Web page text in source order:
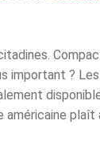
important ?
plaît